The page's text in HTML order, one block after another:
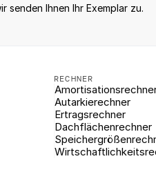
senden Ihnen Ihr Exemplar zu.
RECHNER
Autarkierechner
Ertragsrechner
Dachflächenrechner